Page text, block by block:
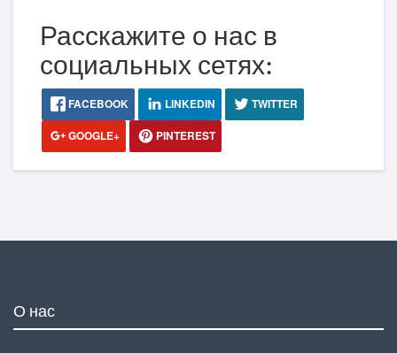
Расскажите о нас в
социальных сетях:
FACEBOOK LINKEDIN
TWITTER
GOOGLE+
PINTEREST
О нас